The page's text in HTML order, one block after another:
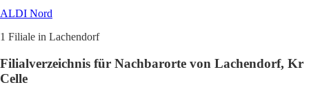
ALDI Nord
1 Filiale in Lachendorf
Filialverzeichnis für Nachbarorte von Lachendorf, Kr
Celle